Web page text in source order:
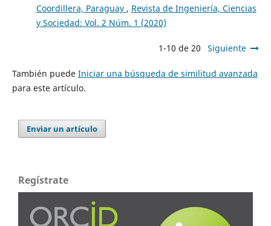
Coordillera, Paraguay , Revista de Ingeniería, Ciencias
y Sociedad: Vol. 2 Núm. 1 (2020)
1-10 de 20 Siguiente
También puede Iniciar una búsqueda de similitud avanzada
para este artículo.
Enviar un artículo
Regístrate